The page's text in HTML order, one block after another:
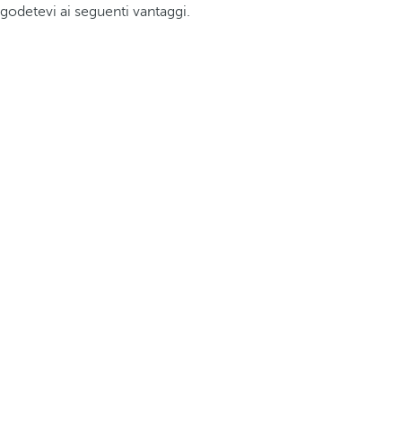
godetevi ai seguenti vantaggi.